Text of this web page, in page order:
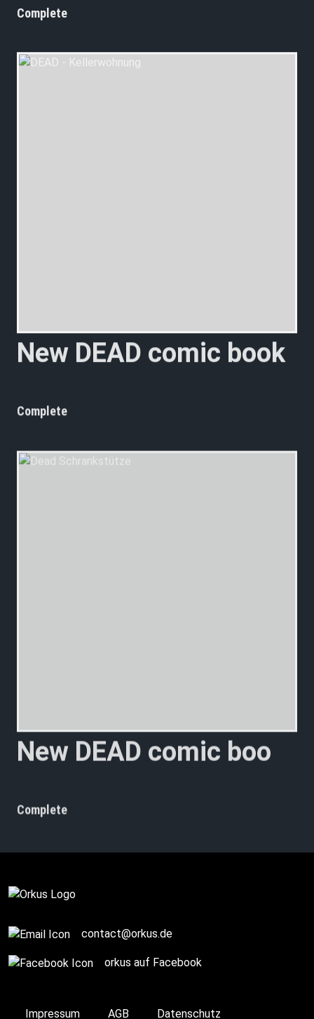
Complete
New DEAD comic book
Complete
New DEAD comic boo
Complete
contact@orkus.de
orkus auf Facebook
Impressum AGB Datenschutz